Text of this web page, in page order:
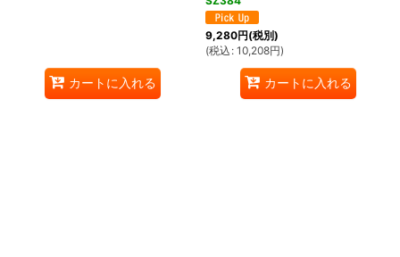
カートに入れる
9,280円(税別)
(税込 : 10,208円)
カートに入れる